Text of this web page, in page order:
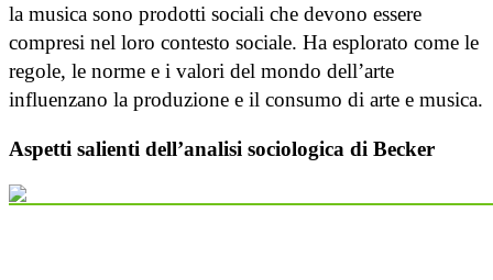
la musica sono prodotti sociali che devono essere
compresi nel loro contesto sociale. Ha esplorato come le
regole, le norme e i valori del mondo dell’arte
influenzano la produzione e il consumo di arte e musica.
Aspetti salienti dell’analisi sociologica di Becker